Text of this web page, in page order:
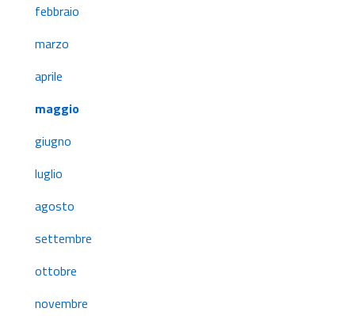
febbraio
marzo
aprile
maggio
giugno
luglio
agosto
settembre
ottobre
novembre